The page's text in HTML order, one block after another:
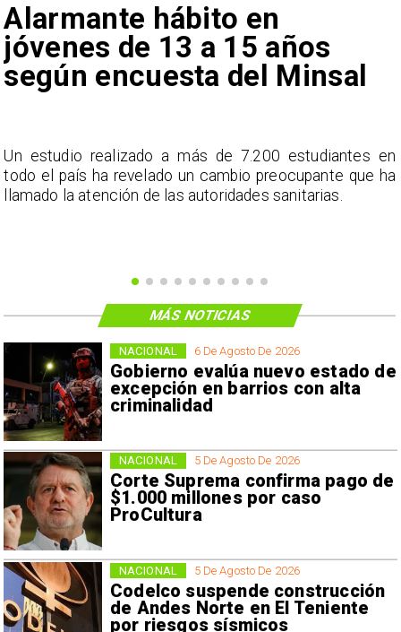
Alarmante hábito en
jóvenes de 13 a 15 años
según encuesta del Minsal
Un estudio realizado a más de 7.200 estudiantes en
todo el país ha revelado un cambio preocupante que ha
llamado la atención de las autoridades sanitarias.
6 De Agosto De 2026
Gobierno evalúa nuevo estado de
excepción en barrios con alta
criminalidad
NACIONAL
5 De Agosto De 2026
Corte Suprema confirma pago de
$1.000 millones por caso
ProCultura
NACIONAL
5 De Agosto De 2026
Codelco suspende construcción
de Andes Norte en El Teniente
por riesgos sísmicos
NACIONAL
MÁS NOTICIAS